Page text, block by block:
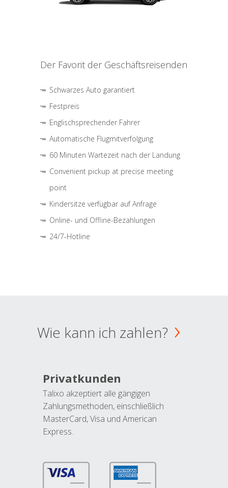
Der Favorit der Geschäftsreisenden
Schwarzes Auto garantiert
Festpreis
Englischsprechender Fahrer
Automatische Flugmitverfolgung
60 Minuten Wartezeit nach der Landung
Convenient pickup at precise meeting
point
Kindersitze verfügbar auf Anfrage
Online- und Offline-Bezahlungen
24/7-Hotline
Wie kann ich zahlen?
Privatkunden
Talixo akzeptiert alle gängigen
Zahlungsmethoden, einschließlich
MasterCard, Visa und American
Express.